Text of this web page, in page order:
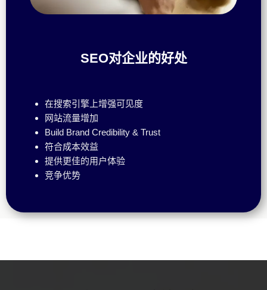
SEO对企业的好处
在搜索引擎上增强可见度
网站流量增加
Build Brand Credibility & Trust
符合成本效益
提供更佳的用户体验
竞争优势